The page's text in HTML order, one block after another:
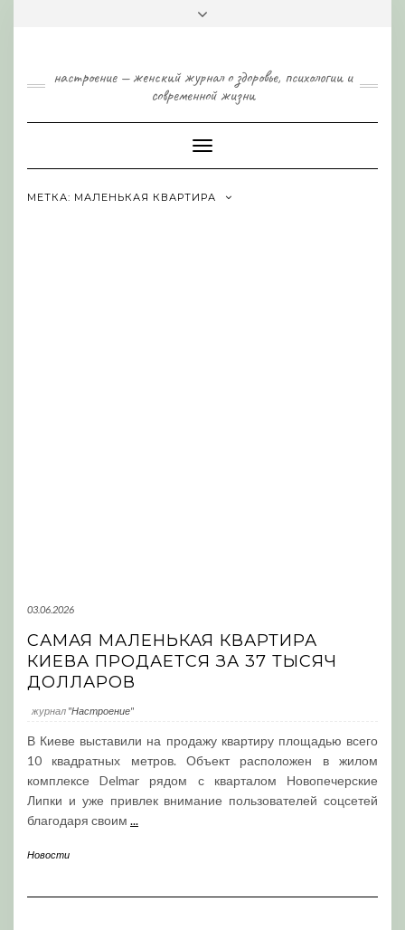
настроение — женский журнал о здоровье, психологии и
современной жизни
Toggle
Navigation
МЕТКА: МАЛЕНЬКАЯ КВАРТИРА
03.06.2026
САМАЯ МАЛЕНЬКАЯ КВАРТИРА
КИЕВА ПРОДАЕТСЯ ЗА 37 ТЫСЯЧ
ДОЛЛАРОВ
журнал "Настроение"
В Киеве выставили на продажу квартиру площадью всего
10 квадратных метров. Объект расположен в жилом
комплексе Delmar рядом с кварталом Новопечерские
Липки и уже привлек внимание пользователей соцсетей
благодаря своим ...
Новости